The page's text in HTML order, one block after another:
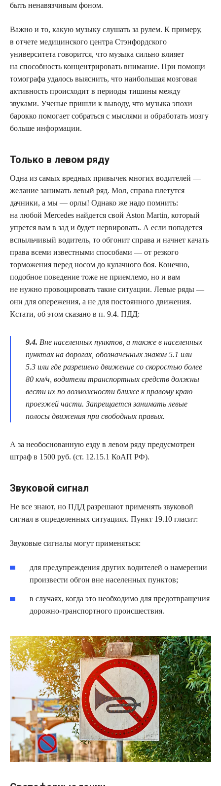
быть ненавязчивым фоном.
Важно и то, какую музыку слушать за рулем. К примеру,
в отчете медицинского центра Стэнфордского
университета говорится, что музыка сильно влияет
на способность концентрировать внимание. При помощи
томографа удалось выяснить, что наибольшая мозговая
активность происходит в периоды тишины между
звуками. Ученые пришли к выводу, что музыка эпохи
барокко помогает собраться с мыслями и обработать мозгу
больше информации.
Только в левом ряду
Одна из самых вредных привычек многих водителей —
желание занимать левый ряд. Мол, справа плетутся
дачники, а мы — орлы! Однако же надо помнить:
на любой Mercedes найдется свой Aston Martin, который
упрется вам в зад и будет нервировать. А если попадется
вспыльчивый водитель, то обгонит справа и начнет качать
права всеми известными способами — от резкого
торможения перед носом до кулачного боя. Конечно,
подобное поведение тоже не приемлемо, но и вам
не нужно провоцировать такие ситуации. Левые ряды —
они для опережения, а не для постоянного движения.
Кстати, об этом сказано в п. 9.4. ПДД:
9.4. Вне населенных пунктов, а также в населенных
пунктах на дорогах, обозначенных знаком 5.1 или
5.3 или где разрешено движение со скоростью более
80 км/ч, водители транспортных средств должны
вести их по возможности ближе к правому краю
проезжей части. Запрещается занимать левые
полосы движения при свободных правых.
А за необоснованную езду в левом ряду предусмотрен
штраф в 1500 руб. (ст. 12.15.1 КоАП РФ).
Звуковой сигнал
Не все знают, но ПДД разрешают применять звуковой
сигнал в определенных ситуациях. Пункт 19.10 гласит:
Звуковые сигналы могут применяться:
для предупреждения других водителей о намерении
произвести обгон вне населенных пунктов;
в случаях, когда это необходимо для предотвращения
дорожно-транспортного происшествия.